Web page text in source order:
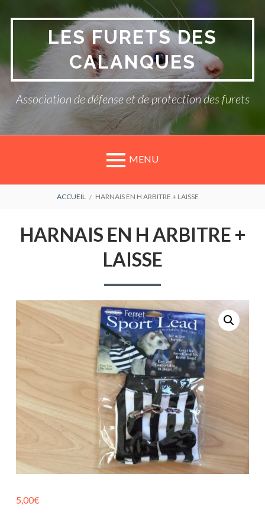
LES FURETS DES
CALANQUES
Association de défense et de protection des furets
MENU
D'ARIANE
ACCUEIL HARNAIS EN H ARBITRE + LAISSE
HARNAIS EN H ARBITRE +
LAISSE
5,00€